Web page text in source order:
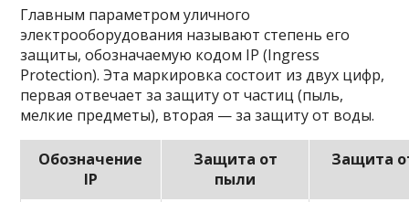
Главным параметром уличного
электрооборудования называют степень его
защиты, обозначаемую кодом IP (Ingress
Protection). Эта маркировка состоит из двух цифр,
первая отвечает за защиту от частиц (пыль,
мелкие предметы), вторая — за защиту от воды.
Обозначение
IP
Защита от
пыли
Защита